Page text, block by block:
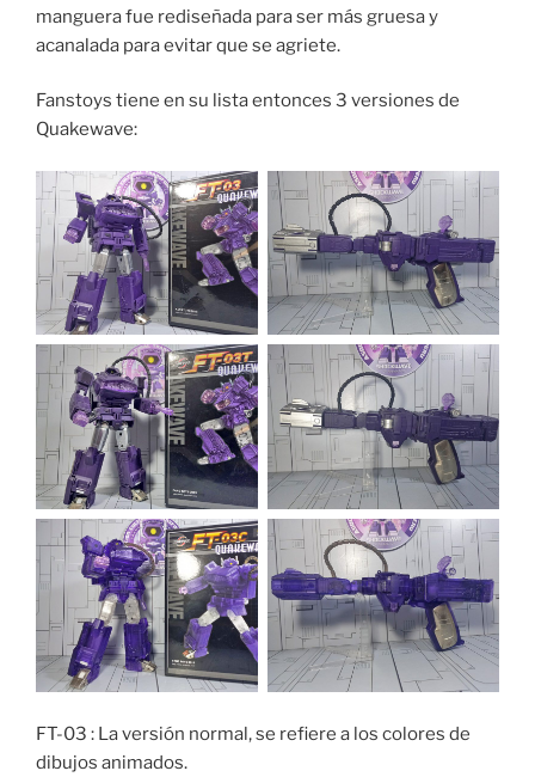
manguera fue rediseñada para ser más gruesa y
acanalada para evitar que se agriete.
Fanstoys tiene en su lista entonces 3 versiones de
Quakewave:
FT-03 : La versión normal, se refiere a los colores de
dibujos animados.